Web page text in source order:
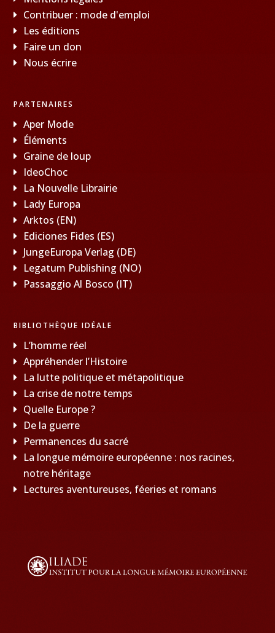
Contribuer : mode d'emploi
Les éditions
Faire un don
Nous écrire
PARTENAIRES
Aper Mode
Éléments
Graine de loup
IdeoChoc
La Nouvelle Librairie
Lady Europa
Arktos (EN)
Ediciones Fides (ES)
JungeEuropa Verlag (DE)
Legatum Publishing (NO)
Passaggio Al Bosco (IT)
BIBLIOTHÈQUE IDÉALE
L’homme réel
Appréhender l’Histoire
La lutte politique et métapolitique
La crise de notre temps
Quelle Europe ?
De la guerre
Permanences du sacré
La longue mémoire européenne : nos racines,
notre héritage
Lectures aventureuses, féeries et romans